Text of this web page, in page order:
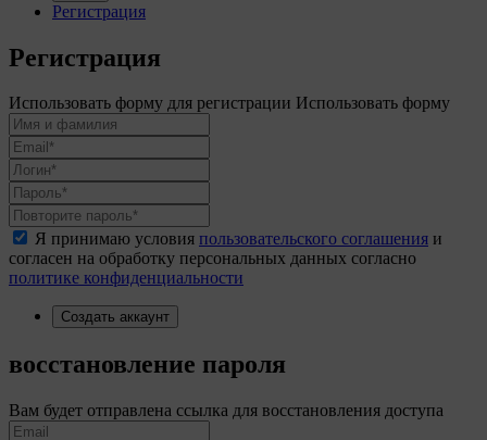
Регистрация
Регистрация
Использовать форму для регистрации Использовать форму
Я принимаю условия пользовательского соглашения и
согласен на обработку персональных данных согласно
политике конфиденциальности
Создать аккаунт
восстановление пароля
Вам будет отправлена ссылка для восстановления доступа